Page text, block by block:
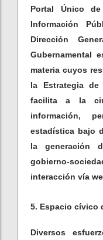
Portal Único
Información
Dirección
Gubernamental
materia cuyos
la Estrategia de
facilita a la
información,
estadística bajo
la generación
gobierno-
interacción vía
5. Espacio cívico
Diversos